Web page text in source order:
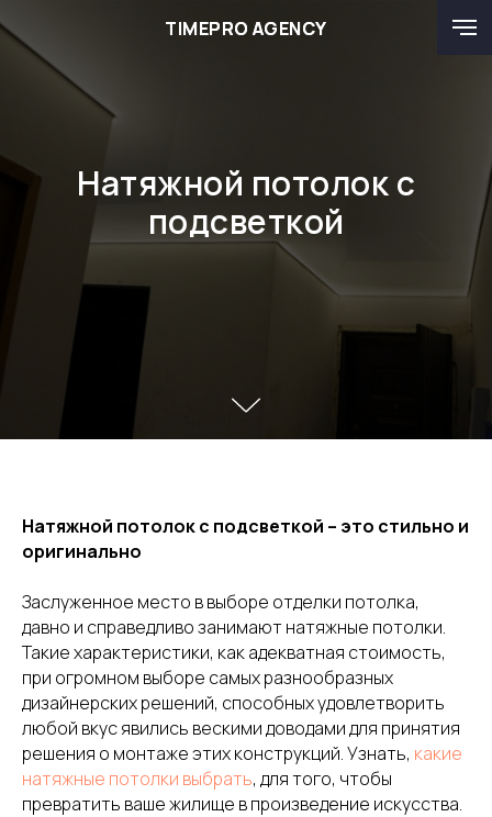
TIMEPRO AGENCY
TIMEPRO AGENCY
Натяжной потолок с
подсветкой
Натяжной потолок с подсветкой – это стильно и
оригинально
Заслуженное место в выборе отделки потолка,
давно и справедливо занимают натяжные потолки.
Такие характеристики, как адекватная стоимость,
при огромном выборе самых разнообразных
дизайнерских решений, способных удовлетворить
любой вкус явились вескими доводами для принятия
решения о монтаже этих конструкций. Узнать, какие
натяжные потолки выбрать, для того, чтобы
превратить ваше жилище в произведение искусства.